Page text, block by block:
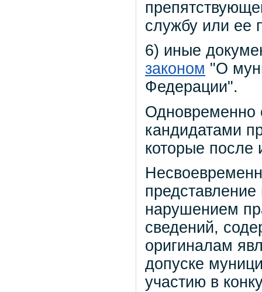
службу или ее
6) иные
законом "О
Федерации".
Одновременно
кандидатами
которые после
нарушением
сведений,
оригиналам
допуске
участию в